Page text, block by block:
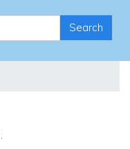
Search